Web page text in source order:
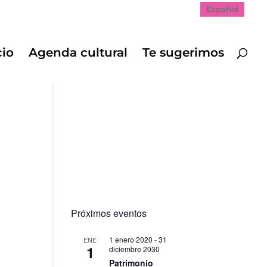
Español
Agenda cultural Te sugerimos
Próximos eventos
ENE
1
1 enero 2020 -31
diciembre 2030
Patrimonio